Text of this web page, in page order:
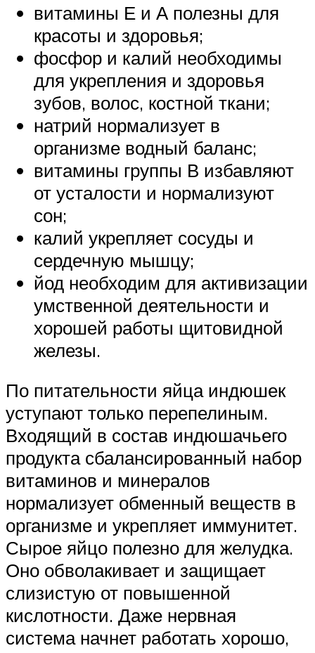
витамины Е и А полезны для
красоты и здоровья;
фосфор и калий необходимы
для укрепления и здоровья
зубов, волос, костной ткани;
натрий нормализует в
организме водный баланс;
витамины группы В избавляют
от усталости и нормализуют
сон;
калий укрепляет сосуды и
сердечную мышцу;
йод необходим для активизации
умственной деятельности и
хорошей работы щитовидной
железы.
По питательности яйца индюшек
уступают только перепелиным.
Входящий в состав индюшачьего
продукта сбалансированный набор
витаминов и минералов
нормализует обменный веществ в
организме и укрепляет иммунитет.
Сырое яйцо полезно для желудка.
Оно обволакивает и защищает
слизистую от повышенной
кислотности. Даже нервная
система начнет работать хорошо,